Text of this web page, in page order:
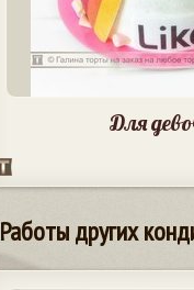
Для
Работы других